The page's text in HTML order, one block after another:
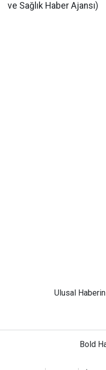
ve Sağlık Haber Ajansı)
Ulusal
Bold